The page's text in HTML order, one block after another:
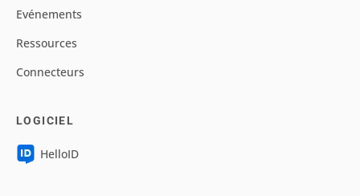
Evénements
Ressources
Connecteurs
LOGICIEL
HelloID